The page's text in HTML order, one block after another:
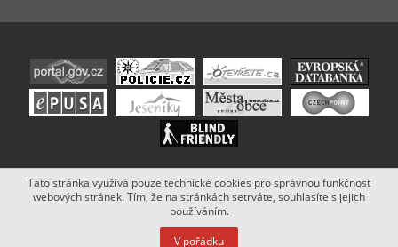
Copyright (c) 2020 - 2019 Obec Bludov. Stránky vytvořil a spravuje
Netsimple.
Tato stránka využívá pouze technické cookies pro správnou funkčnost
webových stránek. Tím, že na stránkách setrváte, souhlasíte s jejich
používáním.
V pořádku